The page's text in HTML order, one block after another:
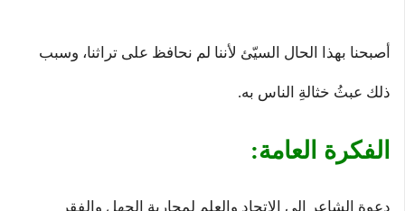
أصبحنا بهذا الحال السيّئ لأننا لم نحافظ على تراثنا، وسبب
ذلك عبثُ خثالةِ الناس به.
الفكرة العامة:
دعوة الشاعر إلى الاتحاد والعلم لمحاربة الجهل والفقر